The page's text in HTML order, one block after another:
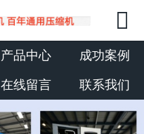
 网站首页
公司介绍
新闻动态
产品中心

产品中心 成功案例
在线留言 联系我们